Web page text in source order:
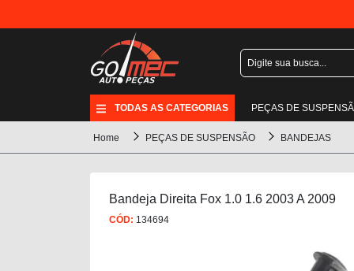
TODAS AS CATEGORIAS PEÇAS DE
Home PEÇAS DE SUSPENSÃO BANDEJAS
Bandeja Direita Fox 1.0 1.6 2003 A 2009
CÓD: 134694